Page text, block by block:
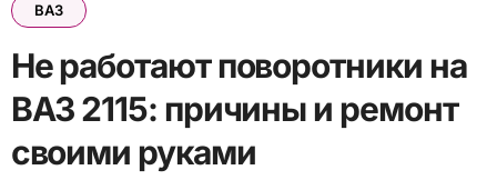
ВАЗ
Не работают поворотники на
ВАЗ 2115: причины и ремонт
своими руками